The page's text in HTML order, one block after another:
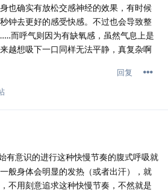
也确实有放松交感神经的效果，有时候
钟去更好的感受快感。不过也会导致整
而呼气则因为有缺氧感，虽然气息上是
越想吸下一口同样无法平静，真复杂啊
回复
有意识的进行这种快慢节奏的腹式呼吸就
般身体会明显的发热（或者出汗），就
不用刻意追求这种快慢节奏，不然就是